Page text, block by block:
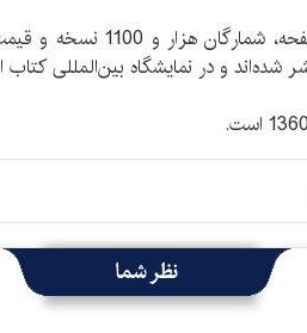
و در نمایشگاه بین‌المللی کتاب
نظر شما